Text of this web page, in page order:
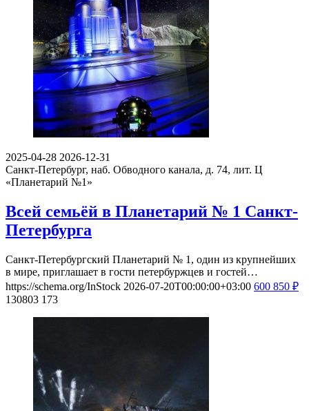
2025-04-28 2026-12-31
Санкт-Петербург, наб. Обводного канала, д. 74, лит. Ц
«Планетарий №1»
Всей семьёй в Планетарий № 1 Санкт-
Петербурга
Санкт-Петербургский Планетарий № 1, один из крупнейших
в мире, приглашает в гости петербуржцев и гостей…
https://schema.org/InStock 2026-07-20T00:00:00+03:00 600 850 ₽
130803 173